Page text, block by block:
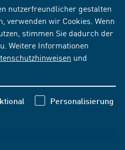
nutzerfreundlicher gestalten
verwenden wir Cookies. Wenn
stimmen Sie dadurch der
Weitere Informationen
und
Personalisierung